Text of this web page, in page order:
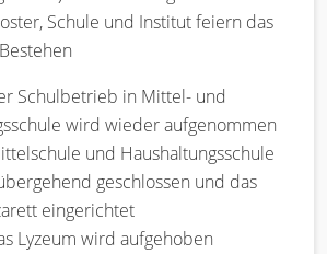
Schule und Institut feiern das
Schulbetrieb in Mittel- und
wird wieder aufgenommen
und Haushaltungsschule
geschlossen und das
eingerichtet
Lyzeum wird aufgehoben